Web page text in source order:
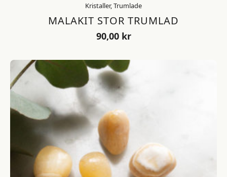
Kristaller, Trumlade
MALAKIT STOR TRUMLAD
90,00 kr